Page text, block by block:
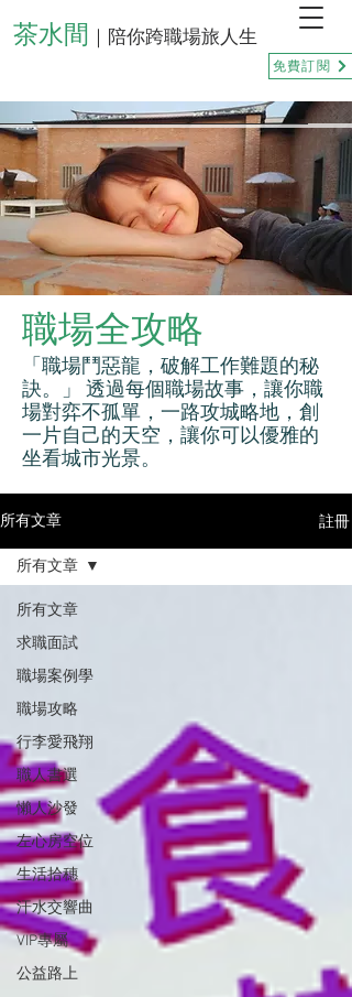
茶水間 ｜陪你跨職場旅人生
免費訂閱
職場全攻略
「職場鬥惡龍，破解工作難題的秘
訣。」 透過每個職場故事，讓你職
場對弈不孤單，一路攻城略地，創
一片自己的天空，讓你可以優雅的
坐看城市光景。
所有文章 註冊
所有文章
求職面試
職場案例學
職場攻略
行李愛飛翔
職人書選
懶人沙發
左心房空位
生活拾穗
汗水交響曲
VIP專屬
公益路上
所有文章